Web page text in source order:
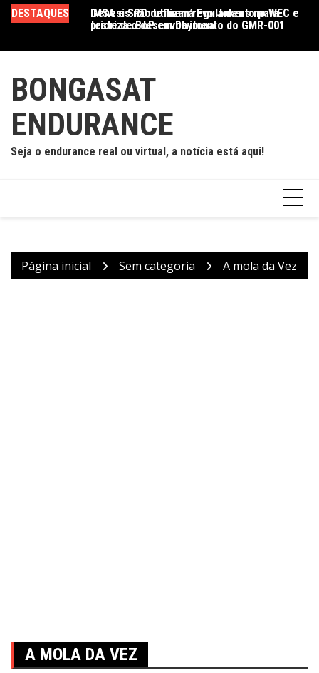
para
conteúdo
DESTAQUES
IMSA e SRO definem regulamento para
teste de BoP em Daytona
Genesis não utilizará Evo Jokers no WEC e
prioriza o desenvolvimento do GMR-001
BONGASAT
ENDURANCE
Seja o endurance real ou virtual, a notícia está aqui!
Página inicial Sem categoria A mola da Vez
A MOLA DA VEZ